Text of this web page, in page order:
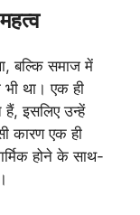
बल्कि समाज में
भी था। एक ही
इसलिए उन्हें
कारण एक ही
होने के साथ-